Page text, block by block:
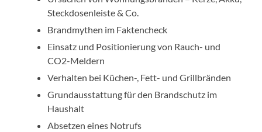
Steckdosenleiste & Co.
Brandmythen im Faktencheck
Einsatz und Positionierung von Rauch- und
CO2-Meldern
Verhalten bei Küchen-, Fett- und Grillbränden
Grundausstattung für den Brandschutz im
Haushalt
Absetzen eines Notrufs